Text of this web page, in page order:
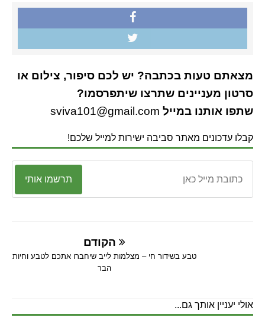
מצאתם טעות בכתבה? יש לכם סיפור, צילום או
סרטון מעניינים שתרצו שיתפרסמו?
שתפו אותנו במייל sviva101@gmail.com
קבלו עדכונים מאתר סביבה ישירות למייל שלכם!
תרשמו אותי
הקודם
טבע בשידור חי – מצלמות לייב שיחברו אתכם לטבע וחיות
הבר
אולי יעניין אותך גם...